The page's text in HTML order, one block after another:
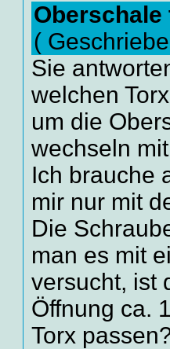
Oberschale
(
Sie
welchen
um die
wechseln
Ich brauche
mir nur mit
Die
man es mit
versucht, ist
Öffnung ca.
Torx